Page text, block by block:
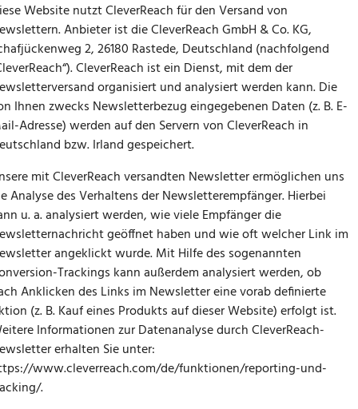
Website nutzt CleverReach für den Versand von
Anbieter ist die CleverReach GmbH & Co. KG,
2, 26180 Rastede, Deutschland (nachfolgend
CleverReach ist ein Dienst, mit dem der
organisiert und analysiert werden kann. Die
Ihnen zwecks Newsletterbezug eingegebenen Daten (z. B. E-
Adresse) werden auf den Servern von CleverReach in
bzw. Irland gespeichert.
mit CleverReach versandten Newsletter ermöglichen uns
Analyse des Verhaltens der Newsletterempfänger. Hierbei
u. a. analysiert werden, wie viele Empfänger die
geöffnet haben und wie oft welcher Link im
angeklickt wurde. Mit Hilfe des sogenannten
Trackings kann außerdem analysiert werden, ob
Anklicken des Links im Newsletter eine vorab definierte
(z. B. Kauf eines Produkts auf dieser Website) erfolgt ist.
Informationen zur Datenanalyse durch CleverReach-
erhalten Sie unter:
www.cleverreach.com/de/funktionen/reporting-und-
.